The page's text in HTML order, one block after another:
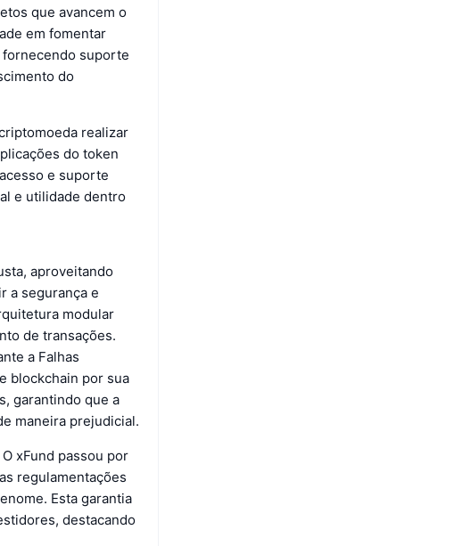
que avancem o
em fomentar
suporte
do
realizar
do token
e suporte
e utilidade dentro
aproveitando
a segurança e
modular
de transações.
a Falhas
blockchain por sua
garantindo que a
maneira prejudicial.
xFund passou por
regulamentações
Esta garantia
destacando